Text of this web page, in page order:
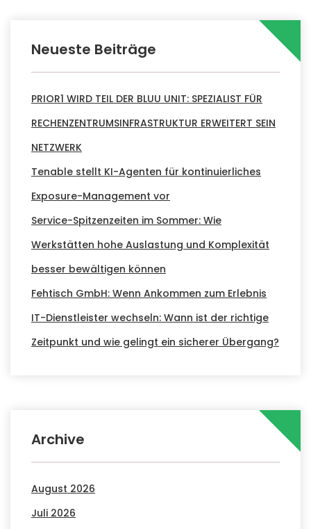
Neueste Beiträge
PRIOR1 WIRD TEIL DER BLUU UNIT: SPEZIALIST FÜR
RECHENZENTRUMSINFRASTRUKTUR ERWEITERT SEIN
NETZWERK
Tenable stellt KI-Agenten für kontinuierliches
Exposure-Management vor
Service-Spitzenzeiten im Sommer: Wie
Werkstätten hohe Auslastung und Komplexität
besser bewältigen können
Fehtisch GmbH: Wenn Ankommen zum Erlebnis
IT-Dienstleister wechseln: Wann ist der richtige
Zeitpunkt und wie gelingt ein sicherer Übergang?
Archive
August 2026
Juli 2026